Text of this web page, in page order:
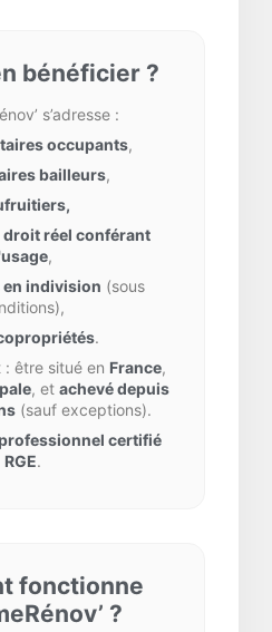
bénéficier ?
s’adresse :
occupants,
bailleurs,
réel conférant
,
indivision (sous
.
être situé en France,
, et achevé depuis
(sauf exceptions).
certifié
RGE.
fonctionne
?